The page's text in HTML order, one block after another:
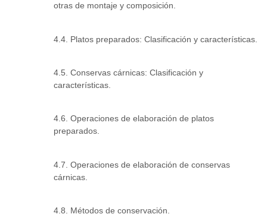
otras de montaje y composición.
4.4. Platos preparados: Clasificación y características.
4.5. Conservas cárnicas: Clasificación y
características.
4.6. Operaciones de elaboración de platos
preparados.
4.7. Operaciones de elaboración de conservas
cárnicas.
4.8. Métodos de conservación.